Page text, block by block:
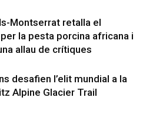
Montserrat retalla el
la pesta porcina africana i
allau de crítiques
desafien l’elit mundial a la
Alpine Glacier Trail